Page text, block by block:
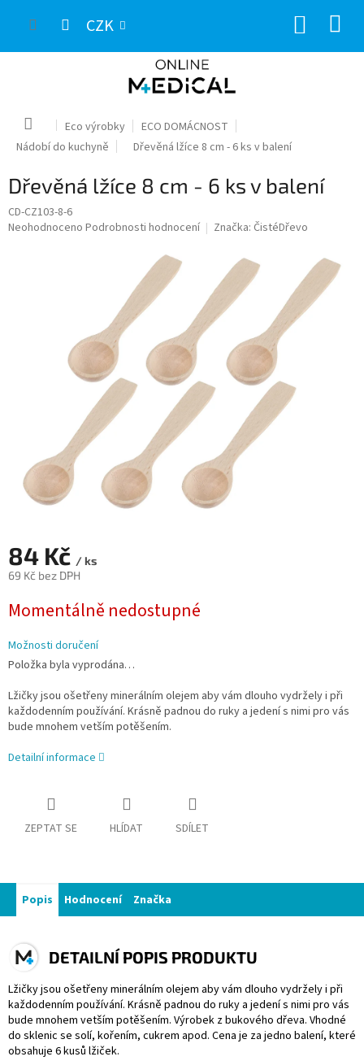
CZK
Domů Eco výrobky
ECO DOMÁCNOST
Nádobí do kuchyně
Dřevěná lžíce 8 cm - 6 ks v balení
Dřevěná lžíce 8 cm - 6 ks v balení
CD-CZ103-8-6
Průměrné
Neohodnoceno Podrobnosti hodnocení Značka: ČistéDřevo
84 Kč / ks
69 Kč bez DPH
cena:
Momentálně nedostupné
Možnosti doručení
Položka byla vyprodána…
Lžičky jsou ošetřeny minerálním olejem aby vám dlouho vydržely i při
každodenním používání. Krásně padnou do ruky a jedení s nimi pro vás
bude mnohem vetším potěšením.
Detailní informace
ZEPTAT SE HLÍDAT SDÍLET
Popis Hodnocení Značka
DETAILNÍ POPIS PRODUKTU
Lžičky jsou ošetřeny minerálním olejem aby vám dlouho vydržely i při
každodenním používání. Krásně padnou do ruky a jedení s nimi pro vás
bude mnohem vetším potěšením. Výrobek z bukového dřeva. Vhodné
do sklenic se solí, kořením, cukrem apod. Cena je za jedno balení, které
obsahuje 6 kusů lžiček.